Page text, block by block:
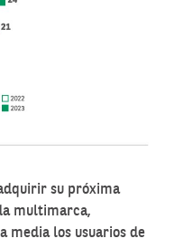
su próxima
multimarca,
media los usuarios de